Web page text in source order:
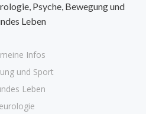
Psyche, Bewegung und
Leben
Infos
und Sport
Leben